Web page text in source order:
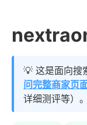
💡 这是面向搜
问完整商家页
详细测评等）。